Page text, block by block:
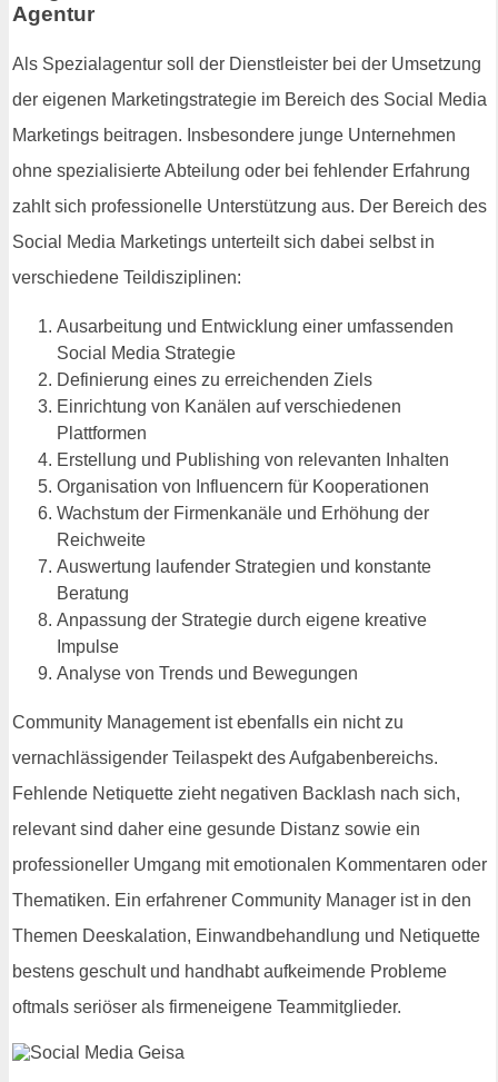
Agentur
Als Spezialagentur soll der Dienstleister bei der Umsetzung
der eigenen Marketingstrategie im Bereich des Social Media
Marketings beitragen. Insbesondere junge Unternehmen
ohne spezialisierte Abteilung oder bei fehlender Erfahrung
zahlt sich professionelle Unterstützung aus. Der Bereich des
Social Media Marketings unterteilt sich dabei selbst in
verschiedene Teildisziplinen:
Ausarbeitung und Entwicklung einer umfassenden
Social Media Strategie
Definierung eines zu erreichenden Ziels
Einrichtung von Kanälen auf verschiedenen
Plattformen
Erstellung und Publishing von relevanten Inhalten
Organisation von Influencern für Kooperationen
Wachstum der Firmenkanäle und Erhöhung der
Reichweite
Auswertung laufender Strategien und konstante
Beratung
Anpassung der Strategie durch eigene kreative
Impulse
Analyse von Trends und Bewegungen
Community Management ist ebenfalls ein nicht zu
vernachlässigender Teilaspekt des Aufgabenbereichs.
Fehlende Netiquette zieht negativen Backlash nach sich,
relevant sind daher eine gesunde Distanz sowie ein
professioneller Umgang mit emotionalen Kommentaren oder
Thematiken. Ein erfahrener Community Manager ist in den
Themen Deeskalation, Einwandbehandlung und Netiquette
bestens geschult und handhabt aufkeimende Probleme
oftmals seriöser als firmeneigene Teammitglieder.